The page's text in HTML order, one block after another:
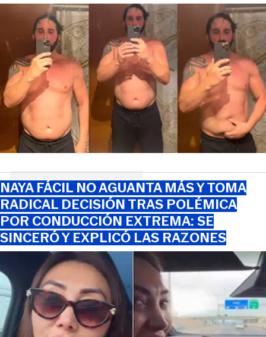
NAYA FÁCIL NO AGUANTA MÁS Y TOMA
RADICAL DECISIÓN TRAS POLÉMICA
POR CONDUCCIÓN EXTREMA: SE
SINCERÓ Y EXPLICÓ LAS RAZONES